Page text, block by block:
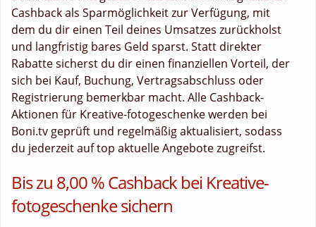
Cashback als Sparmöglichkeit zur Verfügung, mit
dem du dir einen Teil deines Umsatzes zurückholst
und langfristig bares Geld sparst. Statt direkter
Rabatte sicherst du dir einen finanziellen Vorteil, der
sich bei Kauf, Buchung, Vertragsabschluss oder
Registrierung bemerkbar macht. Alle Cashback-
Aktionen für Kreative-fotogeschenke werden bei
Boni.tv geprüft und regelmäßig aktualisiert, sodass
du jederzeit auf top aktuelle Angebote zugreifst.
Bis zu 8,00 % Cashback bei Kreative-
fotogeschenke sichern